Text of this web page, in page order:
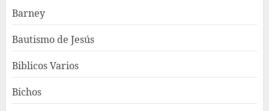
Barney
Bautismo de Jesús
Biblicos Varios
Bichos